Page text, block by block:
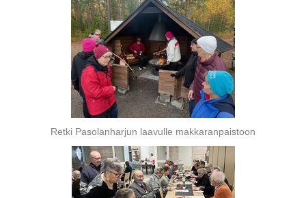
Retki Pasolanharjun laavulle makkaranpaistoon